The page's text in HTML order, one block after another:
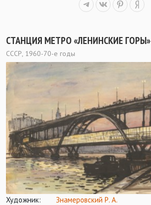
СТАНЦИЯ МЕТРО «ЛЕНИНСКИЕ ГОРЫ»
СССР, 1960-70-е годы
Художник:
Знамеровский Р. А.